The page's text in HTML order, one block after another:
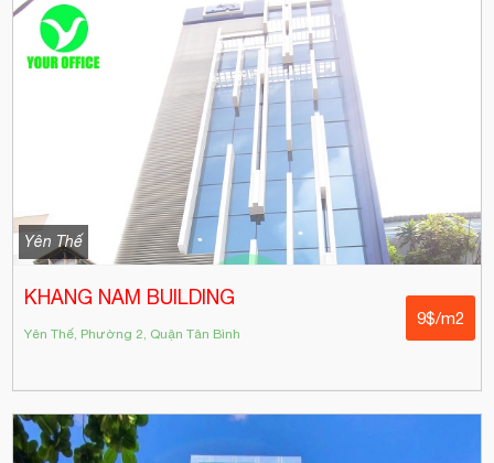
Yên Thế
KHANG NAM BUILDING
Yên Thế, Phường 2, Quận Tân Bình
9$/m2